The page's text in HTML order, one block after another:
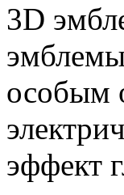
3D
особым
эффект